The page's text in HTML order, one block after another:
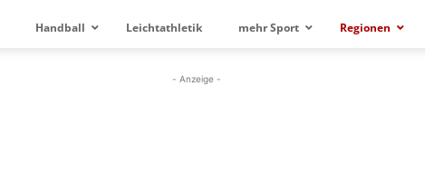
Handball Leichtathletik mehr Sport Regionen
- Anzeige -